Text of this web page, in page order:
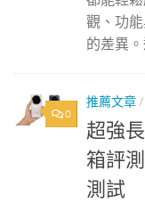
觀、功
的差異
0
推薦文章/
超強
箱評
測試